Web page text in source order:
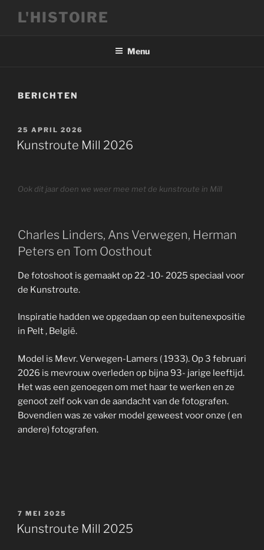
L'HISTOIRE
Menu
BERICHTEN
GEPLAATST
OP
25 APRIL 2026
Kunstroute Mill 2026
Ook dit jaar doen we weer mee met de kunstroute in Mill
Charles Linders, Ans Verwegen, Herman
Peters en Tom Oosthout
De fotoshoot is gemaakt op 22 -10- 2025 speciaal voor
de Kunstroute.
Inspiratie hadden we opgedaan op een buitenexpositie
in Pelt , België.
Model is Mevr. Verwegen-Lamers ( 1933). Op 3 februari
2026 is mevrouw overleden op bijna 93- jarige leeftijd.
Het was een genoegen om met haar te werken en ze
genoot zelf ook van de aandacht van de fotografen.
Bovendien was ze vaker model geweest voor onze ( en
andere) fotografen.
GEPLAATST
OP
7 MEI 2025
Kunstroute Mill 2025